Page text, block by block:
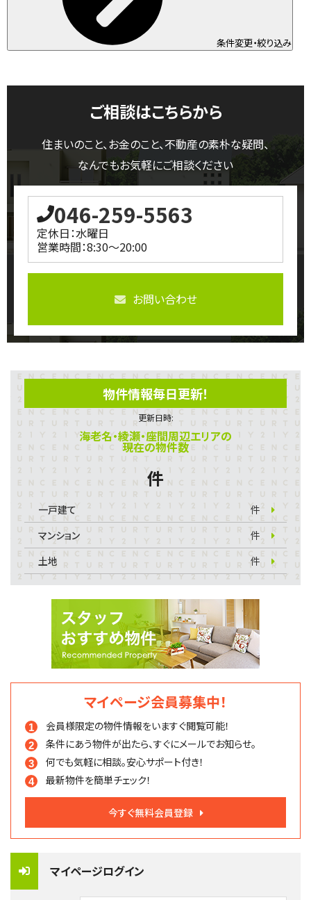
条件変更・絞り込み
ご相談はこちらから
住まいのこと、お金のこと、不動産の素朴な疑問、
なんでもお気軽にご相談ください
046-259-5563
定休日：水曜日
営業時間：8:30～20:00
お問い合わせ
物件情報毎日更新！
更新日時:
海老名・綾瀬・座間周辺エリアの
現在の物件数
件
一戸建て
件
マンション
件
土地
件
マイページ会員募集中！
会員様限定の物件情報をいますぐ閲覧可能！
条件にあう物件が出たら、すぐにメールでお知らせ。
何でも気軽に相談。安心サポート付き！
最新物件を簡単チェック！
今すぐ無料会員登録
マイページログイン